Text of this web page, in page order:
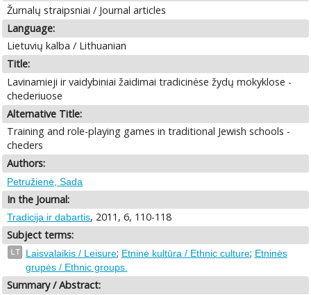
Žurnalų straipsniai / Journal articles
Language:
Lietuvių kalba / Lithuanian
Title:
Lavinamieji ir vaidybiniai žaidimai tradicinėse žydų mokyklose -
chederiuose
Alternative Title:
Training and role-playing games in traditional Jewish schools -
cheders
Authors:
Petružienė, Sada
In the Journal:
Tradicija ir dabartis, 2011, 6, 110-118
Subject terms:
LT Laisvalaikis / Leisure; Etninė kultūra / Ethnic culture; Etninės
grupės / Ethnic groups.
Summary / Abstract: